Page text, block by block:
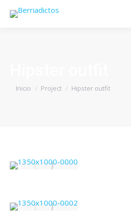
Estás aquí:
Inicio Project Hipster outfit